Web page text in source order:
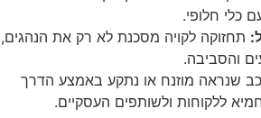
כלי חלופי.
תחזוקה לקויה מסכנת לא רק את הנהגים,
והסביבה.
שנראה מוזנח או נתקע באמצע הדרך
ללקוחות ולשותפים העסקיים.